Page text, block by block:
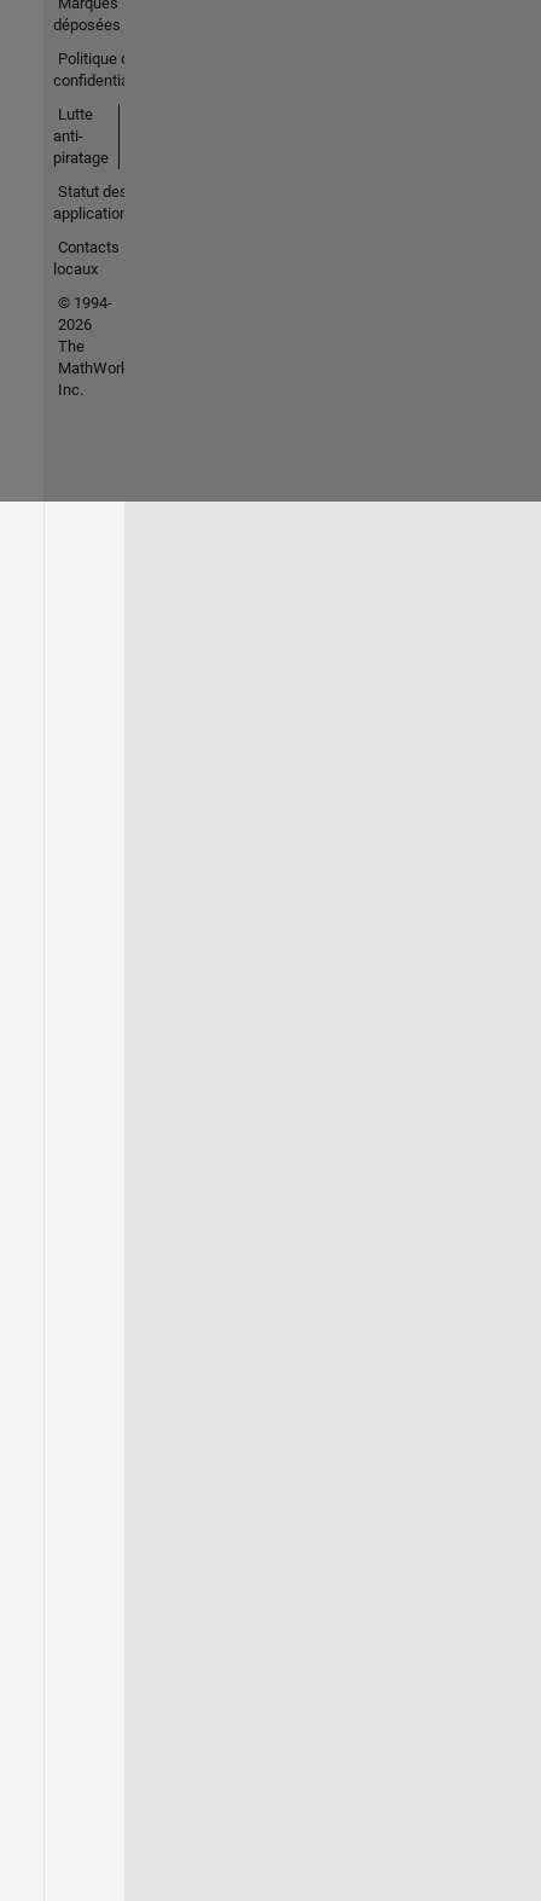
déposées
Politique de
confidentialité
Lutte
anti-
piratage
Statut des
applications
Contacts
locaux
© 1994-
2026
The
MathWorks,
Inc.